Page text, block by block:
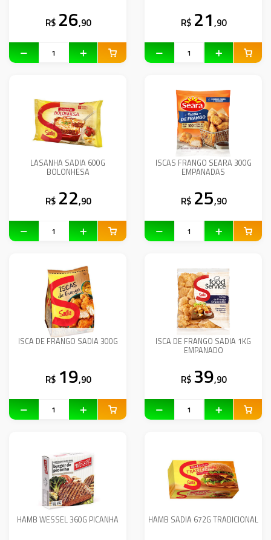
R$ 26,90 R$ 21,90
LASANHA SADIA 600G
BOLONHESA
R$ 22,90
ISCAS FRANGO SEARA 300G
EMPANADAS
R$ 25,90
ISCA DE FRANGO SADIA 300G
R$ 19,90
ISCA DE FRANGO SADIA 1KG
EMPANADO
R$ 39,90
HAMB WESSEL 360G PICANHA HAMB SADIA 672G TRADICIONAL